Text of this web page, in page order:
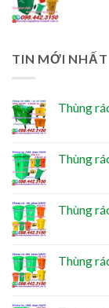
TIN MỚI NHẤT
Thùng
Thùng
Thùng
Thùng